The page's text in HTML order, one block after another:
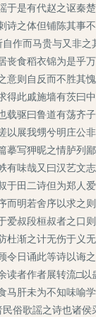
是有代赵之讴
之体但铺陈其事
作而马贵与又非
食稻衣锦为是
则自反而不胜其
此戚施墙有茨曰
驱曰鲁道有荡
展我甥兮明庄公
写狎昵之情胪
味哉又曰汉艺文
田二诗但为郑
明若舍序以求之
叔段桓叔者之
渐之计无伤于
日诵此等诗以诲
者作者展转流□
肝未为不知味喻
俗歌謡之诗也诸